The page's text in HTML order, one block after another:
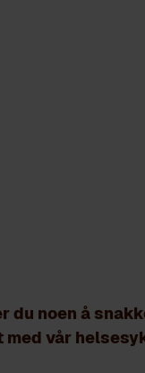
du noen å
med vår